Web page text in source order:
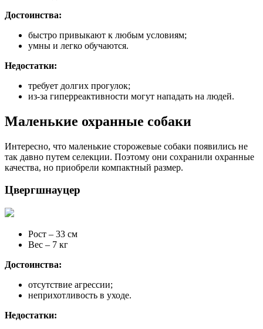
Достоинства:
быстро привыкают к любым условиям;
умны и легко обучаются.
Недостатки:
требует долгих прогулок;
из-за гиперреактивности могут нападать на людей.
Маленькие охранные собаки
Интересно, что маленькие сторожевые собаки появились не
так давно путем селекции. Поэтому они сохранили охранные
качества, но приобрели компактный размер.
Цвергшнауцер
Рост – 33 см
Вес – 7 кг
Достоинства:
отсутствие агрессии;
неприхотливость в уходе.
Недостатки: